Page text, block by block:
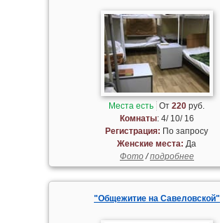
Места есть От220 руб.
Комнаты: 4/ 10/ 16
Регистрация: По запросу
Женские места: Да
Фото/подробнее
"Общежитие на Савеловской"